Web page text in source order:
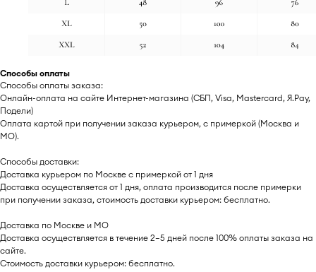
Способы оплаты
Способы оплаты заказа:
Онлайн-оплата на сайте Интернет-магазина (СБП, Visa, Mastercard, Я.Pay,
Подели)
Оплата картой при получении заказа курьером, с примеркой (Москва и
МО).
Способы доставки:
Доставка курьером по Москве с примеркой от 1 дня
Доставка осуществляется от 1 дня, оплата производится после примерки
при получении заказа, стоимость доставки курьером: бесплатно.
Доставка по Москве и МО
Доставка осуществляется в течение 2–5 дней после 100% оплаты заказа на
сайте.
Стоимость доставки курьером: бесплатно.